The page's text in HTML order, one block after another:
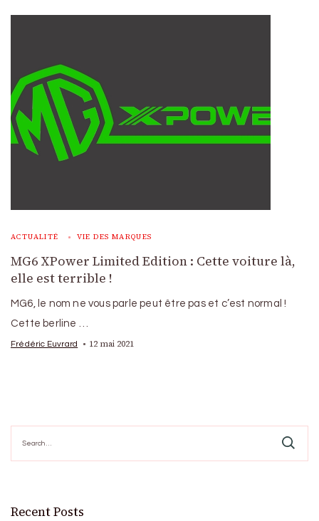
ACTUALITÉ VIE DES MARQUES
MG6 XPower Limited Edition : Cette voiture là,
elle est terrible !
MG6, le nom ne vous parle peut être pas et c’est normal !
Cette berline …
Frédéric Euvrard 12 mai 2021
for:
Recent Posts